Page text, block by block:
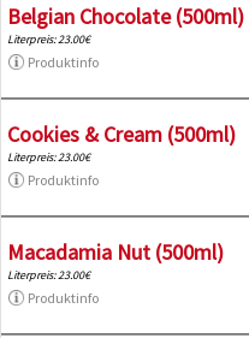
Belgian Chocolate (500ml)
Literpreis: 23.00€
Produktinfo
Cookies & Cream (500ml)
Literpreis: 23.00€
Produktinfo
Macadamia Nut (500ml)
Literpreis: 23.00€
Produktinfo